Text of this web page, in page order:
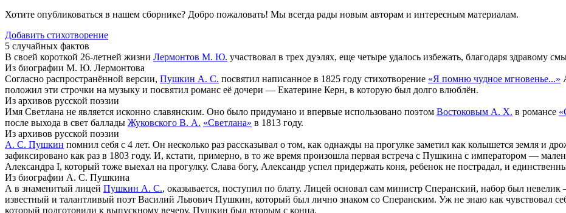
Хотите опубликоваться в нашем сборнике? Добро пожаловать! Мы всегда рады новым авторам и интересным материалам.
Добавить стихотворение
5 случайных фактов
В своей короткой 26-летней жизни Лермонтов М. Ю. участвовал в трех дуэлях, еще четыре удалось избежать, благодаря здравому
Из биографии М. Ю. Лермонтова
Согласно распространённой версии, Пушкин А. С. посвятил написанное в 1825 году стихотворение «Я помню чудное мгновенье...»
положил эти строчки на музыку и посвятил романс её дочери — Екатерине Керн, в которую был долго влюблён.
Из архивов русской поэзии
Имя Светлана не является исконно славянским. Оно было придумано и впервые использовано поэтом Востоковым А. Х. в романсе
после выхода в свет баллады Жуковского В. А. «Светлана» в 1813 году.
Из архивов русской поэзии
А. С. Пушкин помнил себя с 4 лет. Он несколько раз рассказывал о том, как однажды на прогулке заметил как колышется земля и
зафиксировано как раз в 1803 году. И, кстати, примерно, в то же время произошла первая встреча с Пушкина с императором —
Александра I, который тоже выехал на прогулку. Слава богу, Александр успел придержать коня, ребенок не пострадал, и
Из биографии А. С. Пушкина
А в знаменитый лицей Пушкин А. С., оказывается, поступил по блату. Лицей основал сам министр Сперанский, набор был
известный и талантливый поэт Василий Львович Пушкин, который был лично знаком со Сперанским. Уж не знаю как чувствовал
который подготовили к выпускному вечеру, Пушкин был вторым с конца.